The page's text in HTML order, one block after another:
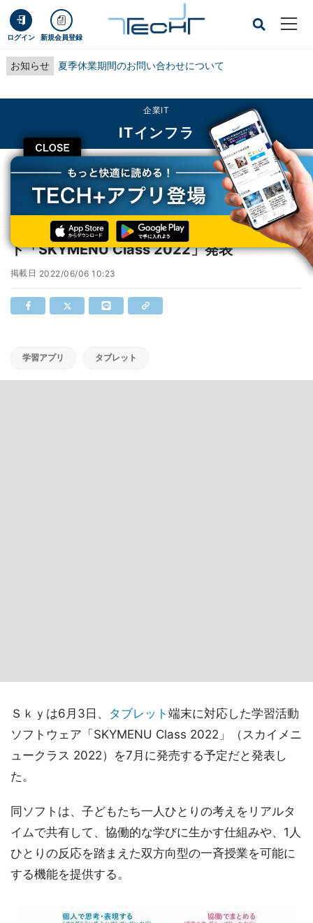
ログイン 新規会員登録
お知らせ 夏季休業期間のお問い合わせについて
CLOSE
企業IT
ITインフラ
TECH+ 企業IT
ITインフラ
Ｓｋｙ、タブレットに対応した学習活動ソフト「SKYMENU Class 2022」発表
Ｓｋｙ、タブレットに対応した学習活動ソフ
ト「SKYMENU Class 2022」発表
掲載日 2022/06/06 10:23
学習アプリ タブレット
Ｓｋｙは6月3日、 タブレット 端末に対応した学習活動
ソフトウェア「SKYMENU Class 2022」（スカイメニ
ュークラス 2022）を7月に発売する予定だと発表し
た。
同ソフトは、子どもたち一人ひとりの考えをリアルタ
イムで共有して、協働的な学びに生かす仕組みや、1人
ひとりの反応を踏まえた双方向型の一斉授業を可能に
する機能を提供する。